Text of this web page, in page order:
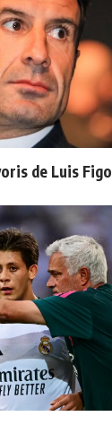
de Luis Figo